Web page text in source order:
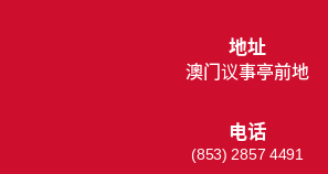
地址
澳门议事亭前地
电话
(853) 2857 4491